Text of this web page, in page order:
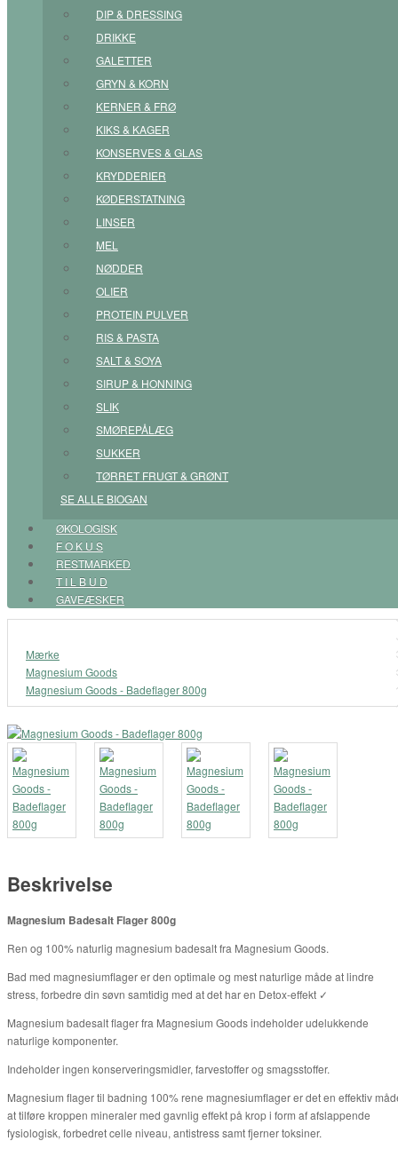
DIP & DRESSING
DRIKKE
GALETTER
GRYN & KORN
KERNER & FRØ
KIKS & KAGER
KONSERVES & GLAS
KRYDDERIER
KØDERSTATNING
LINSER
MEL
NØDDER
OLIER
PROTEIN PULVER
RIS & PASTA
SALT & SOYA
SIRUP & HONNING
SLIK
SMØREPÅLÆG
SUKKER
TØRRET FRUGT & GRØNT
SE ALLE BIOGAN
ØKOLOGISK
F O K U S
RESTMARKED
T I L B U D
GAVEÆSKER
Mærke
Magnesium Goods
Magnesium Goods - Badeflager 800g
Beskrivelse
Magnesium Badesalt Flager 800g
Ren og 100% naturlig magnesium badesalt fra Magnesium Goods.
Bad med magnesiumflager er den optimale og mest naturlige måde at lindre
stress, forbedre din søvn samtidig med at det har en Detox-effekt ✓
Magnesium badesalt flager fra Magnesium Goods indeholder udelukkende
naturlige komponenter.
Indeholder ingen konserveringsmidler, farvestoffer og smagsstoffer.
Magnesium flager til badning 100% rene magnesiumflager er det en effektiv
at tilføre kroppen mineraler med gavnlig effekt på krop i form af afslappende
fysiologisk, forbedret celle niveau, antistress samt fjerner toksiner.